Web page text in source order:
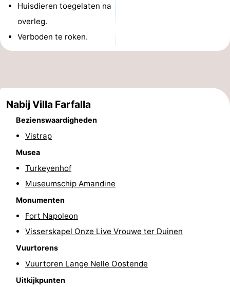
Binnenspeeltuinen
-
Bowlen
Minigolfbanen
Wellness
Steden
Natuur
Sporten
Zwembaden
Fietsen
Huisdieren toegelaten na
overleg.
Verboden te roken.
Nabij Villa Farfalla
Bezienswaardigheden
Vistrap
Musea
Turkeyenhof
Museumschip Amandine
Monumenten
Fort Napoleon
Visserskapel Onze Live Vrouwe ter Duinen
Vuurtorens
Vuurtoren Lange Nelle Oostende
Uitkijkpunten